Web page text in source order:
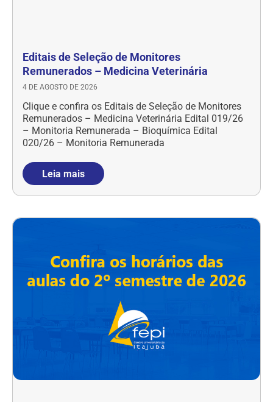
Editais de Seleção de Monitores
Remunerados – Medicina Veterinária
4 DE AGOSTO DE 2026
Clique e confira os Editais de Seleção de Monitores
Remunerados – Medicina Veterinária Edital 019/26
– Monitoria Remunerada – Bioquímica Edital
020/26 – Monitoria Remunerada
Leia mais